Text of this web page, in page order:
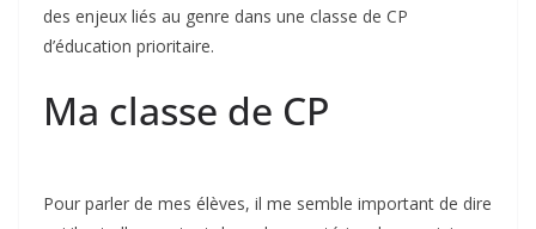
des enjeux liés au genre dans une classe de CP
d’éducation prioritaire.
Ma classe de CP
Pour parler de mes élèves, il me semble important de dire